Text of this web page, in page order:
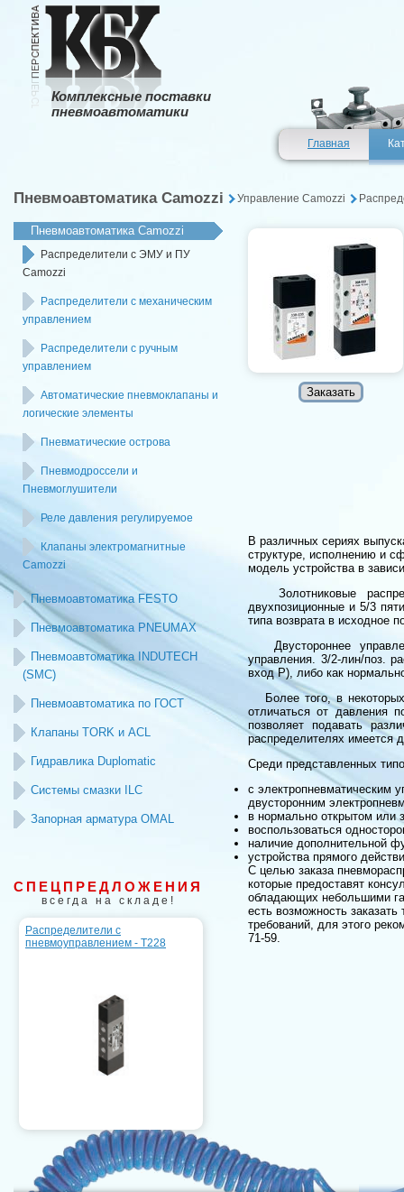
Комплексные поставки
пневмоавтоматики
Главная
Пневмоавтоматика Camozzi Управление Сamozzi
Пневмоавтоматика Camozzi
Распределители с ЭМУ и ПУ
Camozzi
Распределители с механическим
управлением
Распределители с ручным
управлением
Автоматические пневмоклапаны и
логические элементы
Пневматические острова
Пневмодроссели и
Пневмоглушители
Реле давления регулируемое
Клапаны электромагнитные
Camozzi
Пневмоавтоматика FESTO
Пневмоавтоматика PNEUMAX
Пневмоавтоматика INDUTECH
(SMC)
Пневмоавтоматика по ГОСТ
Клапаны TORK и ACL
Гидравлика Duplomatic
Системы смазки ILC
Запорная арматура OMAL
СПЕЦПРЕДЛОЖЕНИЯ
всегда на складе!
Распределители с
пневмоуправлением - T228
В различных сериях
структуре, исполнению и
модель устройства в
Золотниковые
двухпозиционные и 5/3
типа возврата в исходное
Двустороннее
управления. 3/2-лин/поз.
вход Р), либо как
Более того, в
отличаться от давления
позволяет подавать
распределителях имеется
Среди представленных
с электропневматическим
двусторонним
в нормально открытом или
воспользоваться
наличие дополнительной
устройства прямого
С целью заказа
которые предоставят
обладающих небольшими
есть возможность
требований, для этого
71-59.